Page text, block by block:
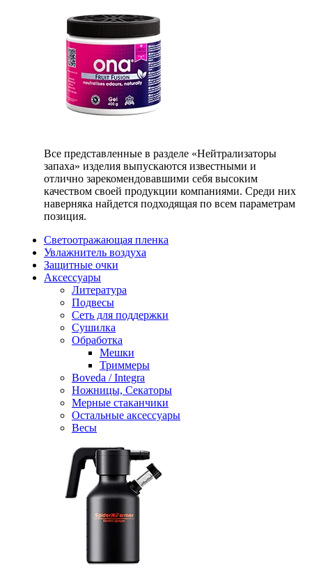
Все представленные в разделе «Нейтрализаторы
запаха» изделия выпускаются известными и
отлично зарекомендовавшими себя высоким
качеством своей продукции компаниями. Среди них
наверняка найдется подходящая по всем параметрам
позиция.
Светоотражающая пленка
Увлажнитель воздуха
Защитные очки
Аксессуары
Литература
Подвесы
Сеть для поддержки
Сушилка
Обработка
Мешки
Триммеры
Boveda / Integra
Ножницы, Секаторы
Мерные стаканчики
Остальные аксессуары
Весы